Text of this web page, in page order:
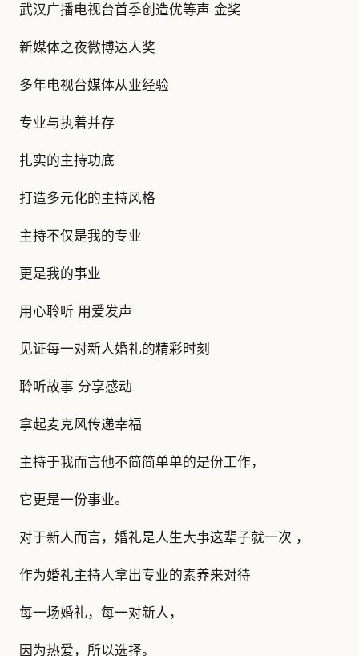
武汉广播电视台首季创造优等声 金奖
新媒体之夜微博达人奖
多年电视台媒体从业经验
专业与执着并存
扎实的主持功底
打造多元化的主持风格
主持不仅是我的专业
更是我的事业
用心聆听 用爱发声
见证每一对新人婚礼的精彩时刻
聆听故事 分享感动
拿起麦克风传递幸福
主持于我而言他不简简单单的是份工作，
它更是一份事业。
对于新人而言，婚礼是人生大事这辈子就一次 ，
作为婚礼主持人拿出专业的素养来对待
每一场婚礼，每一对新人，
因为热爱，所以选择。